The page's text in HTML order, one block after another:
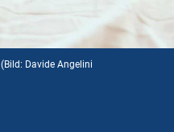
(Bild: Davide Angelini